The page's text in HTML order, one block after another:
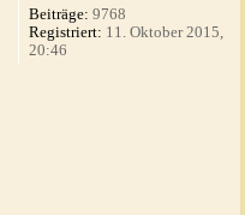
Beiträge: 9768
Registriert: 11. Oktober 2015,
20:46